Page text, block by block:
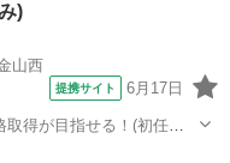
)
山西
提携サイト 6月17日
得が目指せる！(初任者